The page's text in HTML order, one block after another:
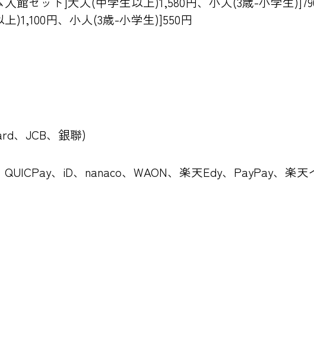
)1,100円、小人(3歳-小学生)]550円
、JCB、銀聯)
、iD、nanaco、WAON、楽天Edy、PayPay、楽天